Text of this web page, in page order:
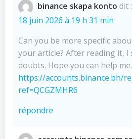
binance skapa konto dit :
18 juin 2026 à 19 h 31 min
Can you be more specific
your article? After reading it, I
doubts. Hope you can help me.
https://accounts.binance.bh/
ref=QCGZMHR6
répondre